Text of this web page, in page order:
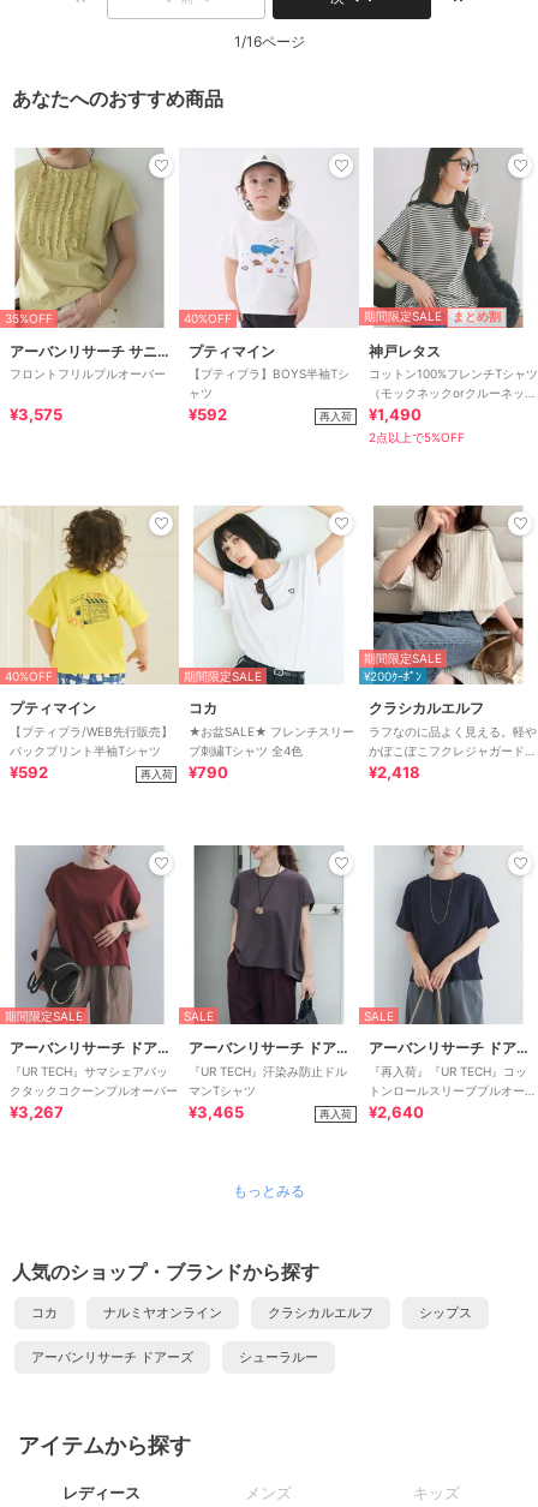
1/16ページ
あなたへのおすすめ商品
35%OFF
アーバンリサーチ サニーレーベル
フロントフリルプルオーバー
¥3,575
40%OFF
プティマイン
【プティプラ】BOYS半袖Tシ
ャツ
¥592 再入荷
期間限定SALE まとめ割
神戸レタス
コットン100%フレンチTシャツ
（モックネックorクルーネッ
ク） [C4819]
¥1,490
2点以上で5%OFF
40%OFF
プティマイン
【プティプラ/WEB先行販売】
バックプリント半袖Tシャツ
¥592 再入荷
期間限定SALE
コカ
★お盆SALE★ フレンチスリー
ブ刺繍Tシャツ 全4色
¥790
期間限定SALE
¥200ｸｰﾎﾟﾝ
クラシカルエルフ
ラフなのに品よく見える。軽や
かぽこぽこフクレジャガードト
ップス（半袖）
¥2,418
期間限定SALE
アーバンリサーチ ドアーズ
『UR TECH』サマシェアバッ
クタックコクーンプルオーバー
¥3,267
SALE
アーバンリサーチ ドアーズ
『UR TECH』汗染み防止ドル
マンTシャツ
¥3,465 再入荷
SALE
アーバンリサーチ ドアーズ
『再入荷』『UR TECH』コッ
トンロールスリーブプルオーバ
ー
¥2,640
もっとみる
人気のショップ・ブランドから探す
コカ ナルミヤオンライン クラシカルエルフ シップス
アーバンリサーチ ドアーズ シューラルー
アイテムから探す
レディース メンズ キッズ